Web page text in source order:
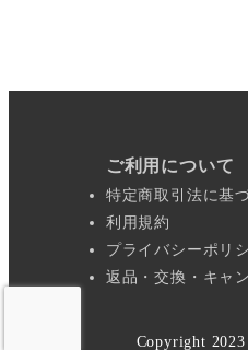
ご利用について
特定商取引法に基
利用規約
プライバシーポリ
返品・交換・キャ
Copyright